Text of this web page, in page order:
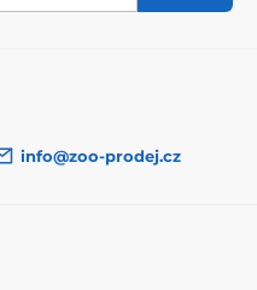
info@zoo-prodej.cz